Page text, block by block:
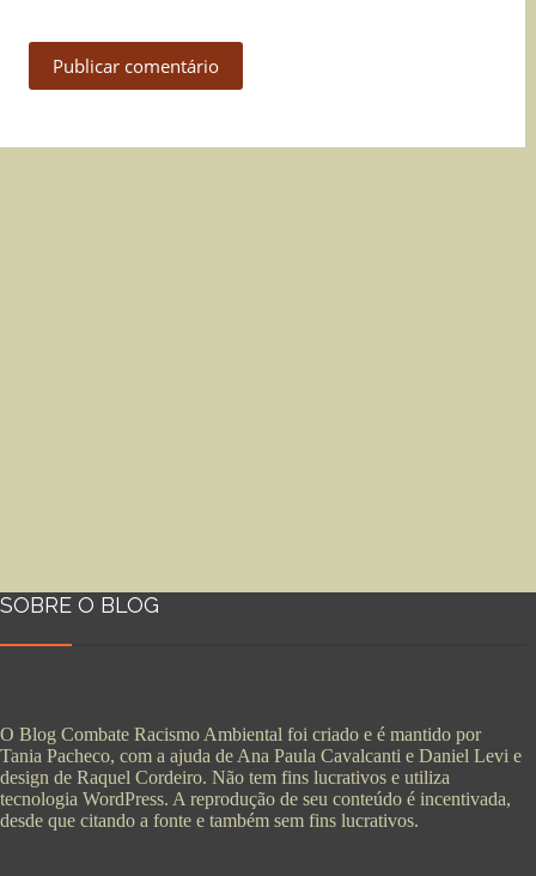
Publicar comentário
SOBRE O BLOG
O Blog Combate Racismo Ambiental foi criado e é mantido por
Tania Pacheco, com a ajuda de Ana Paula Cavalcanti e Daniel Levi e
design de Raquel Cordeiro. Não tem fins lucrativos e utiliza
tecnologia WordPress. A reprodução de seu conteúdo é incentivada,
desde que citando a fonte e também sem fins lucrativos.